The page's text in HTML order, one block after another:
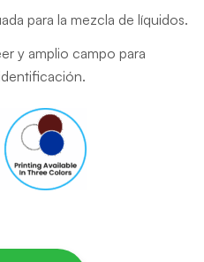
para la mezcla de líquidos.
y amplio campo para